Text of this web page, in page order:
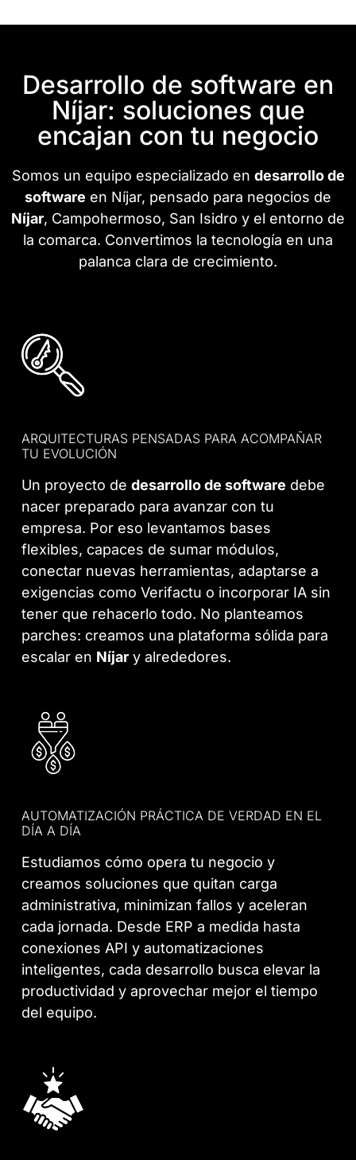
Desarrollo de software en
Níjar: soluciones que
encajan con tu negocio
Somos un equipo especializado en desarrollo de
software en Níjar, pensado para negocios de
Níjar, Campohermoso, San Isidro y el entorno de
la comarca. Convertimos la tecnología en una
palanca clara de crecimiento.
ARQUITECTURAS PENSADAS PARA ACOMPAÑAR
TU EVOLUCIÓN
Un proyecto dedesarrollo de software debe
nacer preparado para avanzar con tu
empresa. Por eso levantamos bases
flexibles, capaces de sumar módulos,
conectar nuevas herramientas, adaptarse a
exigencias como Verifactu o incorporar IA sin
tener que rehacerlo todo. No planteamos
parches: creamos una plataforma sólida para
escalar en Níjar y alrededores.
AUTOMATIZACIÓN PRÁCTICA DE VERDAD EN EL
DÍA A DÍA
Estudiamos cómo opera tu negocio y
creamos soluciones que quitan carga
administrativa, minimizan fallos y aceleran
cada jornada. Desde ERP a medida hasta
conexiones API y automatizaciones
inteligentes, cada desarrollo busca elevar la
productividad y aprovechar mejor el tiempo
del equipo.